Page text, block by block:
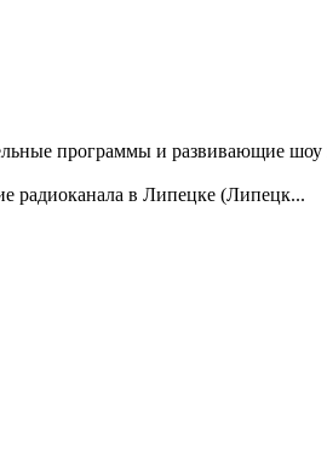
программы и развивающие
радиоканала в Липецке (Липецк...